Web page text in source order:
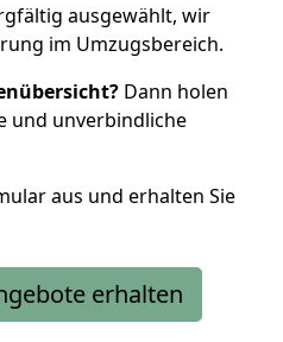
ausgewählt, wir
im Umzugsbereich.
Dann holen
und unverbindliche
aus und erhalten Sie
erhalten